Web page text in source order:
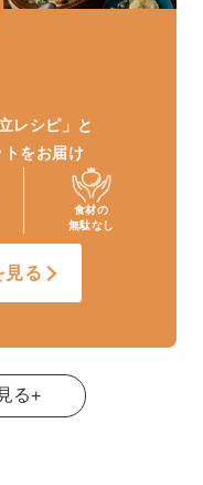
立レシピ」と
トをお届け
食材の
無駄なし
見る
る+